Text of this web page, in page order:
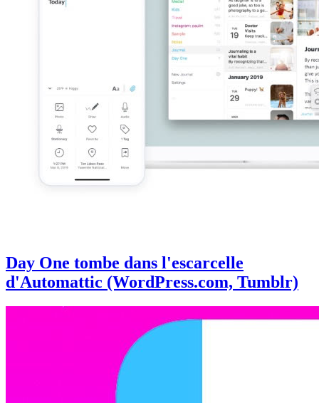
Day One tombe dans l'escarcelle
d'Automattic (WordPress.com, Tumblr)